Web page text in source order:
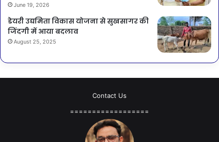
June 19, 2026
डेयरी उद्यमिता विकास योजना से सुखसागर की
जिंदगी में आया बदलाव
August 25, 2025
Contact Us
==================